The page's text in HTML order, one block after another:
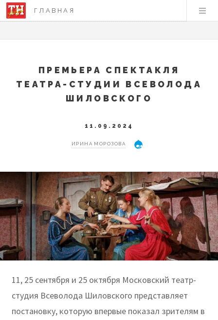
ГЛАВНАЯ
ПРЕМЬЕРА СПЕКТАКЛЯ
ТЕАТРА-СТУДИИ ВСЕВОЛОДА
ШИЛОВСКОГО
11.09.2024
ИРИНА МОРОЗОВА
11, 25 сентября и 25 октября Московский театр-
студия Всеволода Шиловского представляет
постановку, которую впервые показал зрителям в